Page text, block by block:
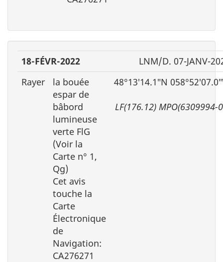
18-FÉVR-2022
LNM/D. 07-JANV-
Rayer
la bouée
espar de
bâbord
lumineuse
verte FlG
(Voir la
Carte n° 1,
Qg)
Cet avis
touche la
Carte
Électronique
de
Navigation:
CA276271
48°13′14.1″N
LF(176.12) MPO(6309994-